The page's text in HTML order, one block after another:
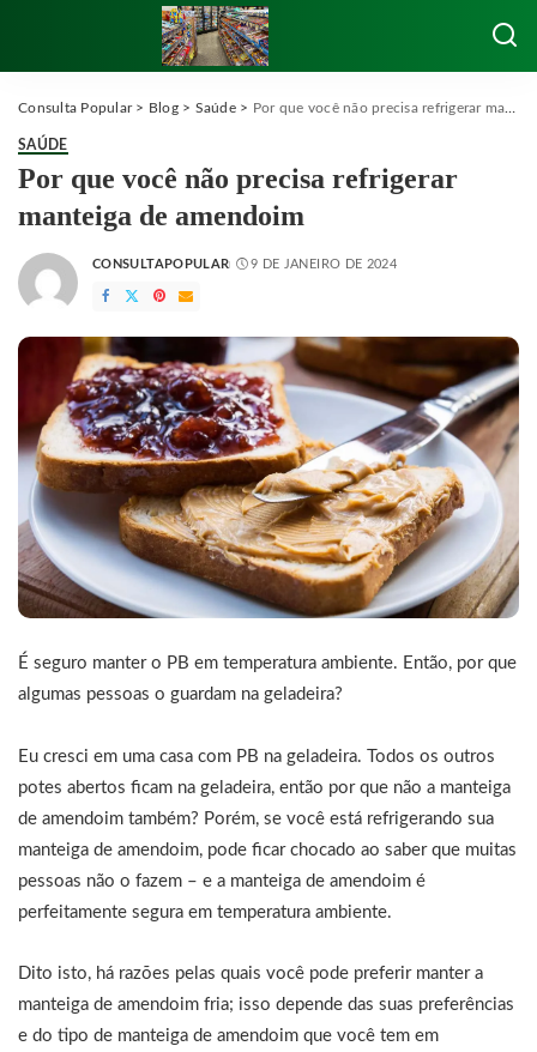
Consulta Popular> Blog> Saúde> Por que você não precisa refrigerar manteiga de amendoim
SAÚDE
Por que você não precisa refrigerar
manteiga de amendoim
BY
CONSULTAPOPULAR 9 DE JANEIRO DE 2024
É seguro manter o PB em temperatura ambiente. Então, por que
algumas pessoas o guardam na geladeira?
Eu cresci em uma casa com PB na geladeira. Todos os outros
potes abertos ficam na geladeira, então por que não a manteiga
de amendoim também? Porém, se você está refrigerando sua
manteiga de amendoim, pode ficar chocado ao saber que muitas
pessoas não o fazem – e a manteiga de amendoim é
perfeitamente segura em temperatura ambiente.
Dito isto, há razões pelas quais você pode preferir manter a
manteiga de amendoim fria; isso depende das suas preferências
e do tipo de manteiga de amendoim que você tem em